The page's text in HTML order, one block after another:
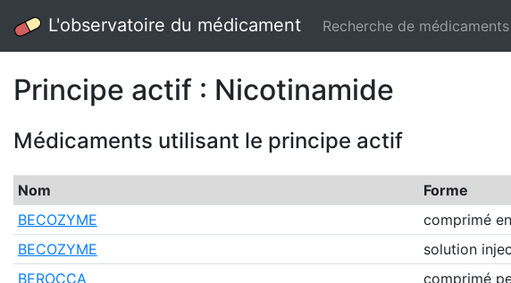
L'observatoire du médicament Recherche de médicaments
Principe actif : Nicotinamide
Médicaments utilisant le principe actif
Nom Forme
BECOZYME
comprimé
BECOZYME
solution
BEROCCA
comprimé